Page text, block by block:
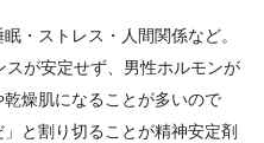
・ストレス・人間関係など。
が安定せず、男性ホルモンが
燥肌になることが多いので
と割り切ることが精神安定剤